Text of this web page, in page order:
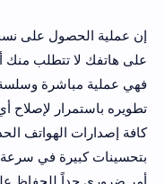
على هاتفك لا تتطلب منك
فهي عملية مباشرة وسلسة.
تطويره باستمرار
كافة إصدارات الهواتف
بتحسينات كبيرة في
أمر ضروري جداً للحفاظ